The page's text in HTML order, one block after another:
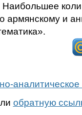
Наибольшее
армянскому и
аналитическое
обратную